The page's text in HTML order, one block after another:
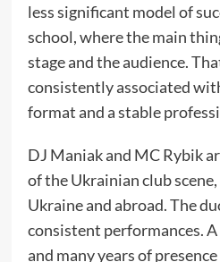
less significant model of
school, where the main
stage and the audience.
consistently associated
format and a stable
DJ Maniak and MC Rybik
of the Ukrainian club
Ukraine and abroad. The
consistent performances.
and many years of